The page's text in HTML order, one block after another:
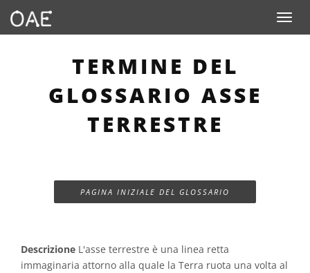
Toggle
TERMINE DEL
GLOSSARIO ASSE
TERRESTRE
PAGINA INIZIALE DEL GLOSSARIO
Descrizione L'asse terrestre è una linea retta
immaginaria attorno alla quale la Terra ruota una volta al